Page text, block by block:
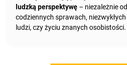
ludzką perspektywę – niezależnie
codziennych sprawach,
ludzi, czy życiu znanych osobistości.